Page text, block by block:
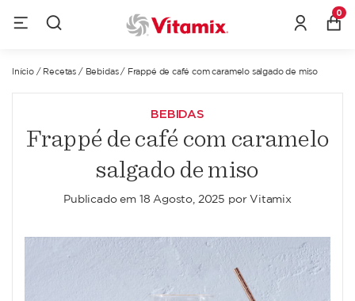
0
Início/ Recetas / Bebidas/ Frappé de café com caramelo salgado de miso
BEBIDAS
Frappé de café com caramelo
salgado de miso
Publicado em 18 Agosto, 2025 por Vitamix